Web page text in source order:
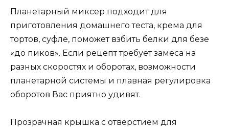
Планетарный миксер подходит для
приготовления домашнего теста, крема для
тортов, суфле, поможет взбить белки для безе
«до пиков». Если рецепт требует замеса на
разных скоростях и оборотах, возможности
планетарной системы и плавная регулировка
оборотов Вас приятно удивят.
Прозрачная крышка с отверстием для